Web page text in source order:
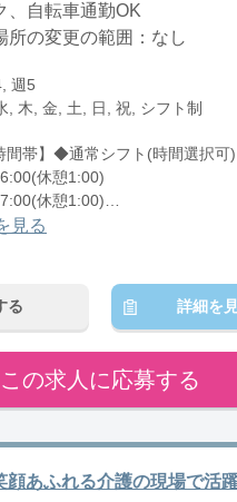
、自転車通勤OK
所の変更の範囲：なし
週5
, 木, 金, 土, 日, 祝, シフト制
間帯】◆通常シフト(時間選択可)
休憩1:00)
休憩1:00)
休憩1:00)
見る
る 詳細を
この求人に応募する
あふれる介護の現場で活